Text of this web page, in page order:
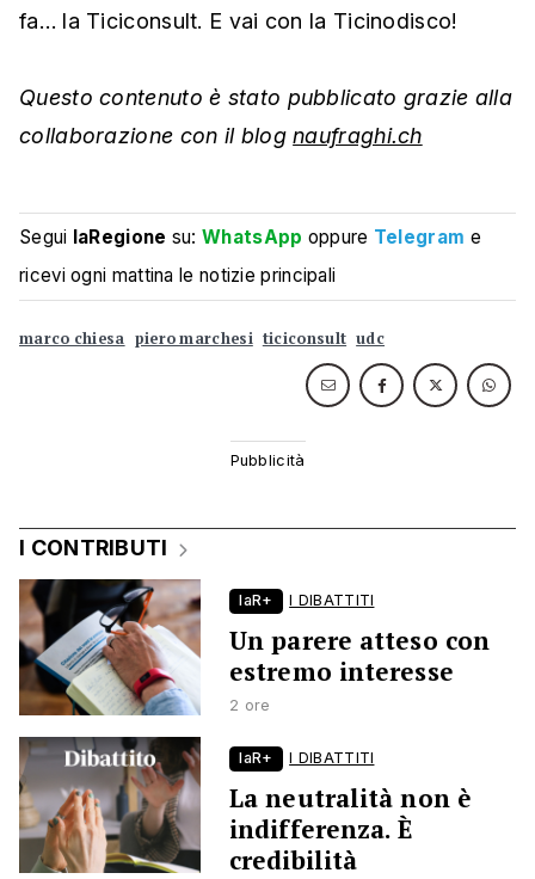
fa… la Ticiconsult. E vai con la Ticinodisco!
Questo contenuto è stato pubblicato grazie alla
collaborazione con il blognaufraghi.ch
Segui laRegione su:WhatsApp oppure Telegram e
ricevi ogni mattina le notizie principali
marco chiesa piero marchesi ticiconsult udc
I CONTRIBUTI
laR+ I DIBATTITI
Un parere atteso con
estremo interesse
2 ore
laR+ I DIBATTITI
La neutralità non è
indifferenza. È
credibilità